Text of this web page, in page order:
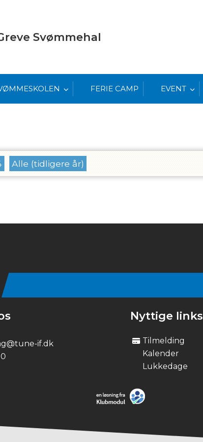
Svømmehal
FERIE CAMP EVENT
Alle (tidligere år)
if.dk
Nyttige links
Tilmelding
Kalender
Lukkedage